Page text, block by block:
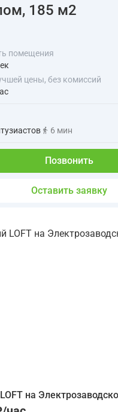
185 м2
помещения
цены, без комиссий
6 мин
Позвонить
Оставить заявку
на